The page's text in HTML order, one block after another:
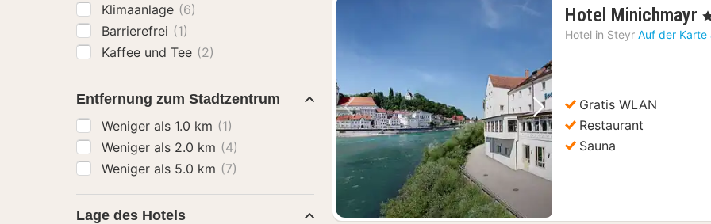
Vorheriges Bild Nächstes Bild
Hotel Minichmayr 1
,
Hotel in Steyr Auf der Karte
Gratis WLAN
Restaurant
Sauna
Klimaanlage (6)
Barrierefrei (1)
Kaffee und Tee (2)
Entfernung zum Stadtzentrum
Weniger als 1.0 km (1)
Weniger als 2.0 km (4)
Weniger als 5.0 km (7)
Lage des Hotels